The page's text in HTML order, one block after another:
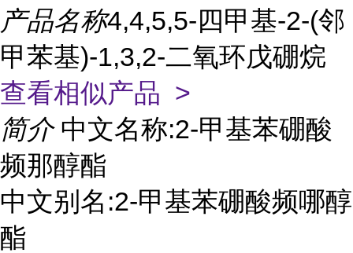
产品名称4,4,5,5-四甲基-2-(邻
甲苯基)-1,3,2-二氧环戊硼烷
查看相似产品 >
简介 中文名称:2-甲基苯硼酸
频那醇酯
中文别名:2-甲基苯硼酸频哪醇
酯